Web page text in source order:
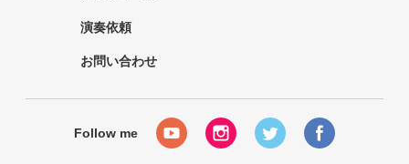
演奏依頼
お問い合わせ